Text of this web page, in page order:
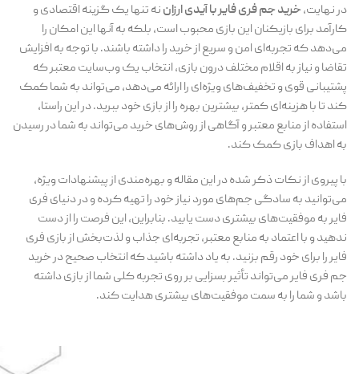
در نهایت،خرید جم فری فایر با آیدی ارزاننه تنها یک گزینه اقتصادی و
کارآمد برای بازیکنان این بازی محبوب است، بلکه به آنها این امکان را
می‌دهد که تجربه‌ای امن و سریع از خرید را داشته باشند. با توجه به افزایش
تقاضا و نیاز به اقلام مختلف درون بازی، انتخاب یک وب‌سایت معتبر که
پشتیبانی قوی و تخفیف‌های ویژه‌ای را ارائه می‌دهد، می‌تواند به شما کمک
کند تا با هزینه‌ای کمتر، بیشترین بهره را از بازی خود ببرید. در این راستا،
استفاده از منابع معتبر و آگاهی از روش‌های خرید می‌تواند به شما در رسیدن
به اهداف بازی کمک کند.
با پیروی از نکات ذکر شده در این مقاله و بهره‌مندی از پیشنهادات ویژه،
می‌توانید به سادگی جم‌های مورد نیاز خود را تهیه کرده و در دنیای فری
فایر به موفقیت‌های بیشتری دست یابید. بنابراین، این فرصت را از دست
ندهید و با اعتماد به منابع معتبر، تجربه‌ای جذاب و لذت‌بخش از بازی فری
فایر را برای خود رقم بزنید. به یاد داشته باشید که انتخاب صحیح در خرید
جم فری فایر می‌تواند تأثیر بسزایی بر روی تجربه کلی شما از بازی داشته
باشد و شما را به سمت موفقیت‌های بیشتری هدایت کند.